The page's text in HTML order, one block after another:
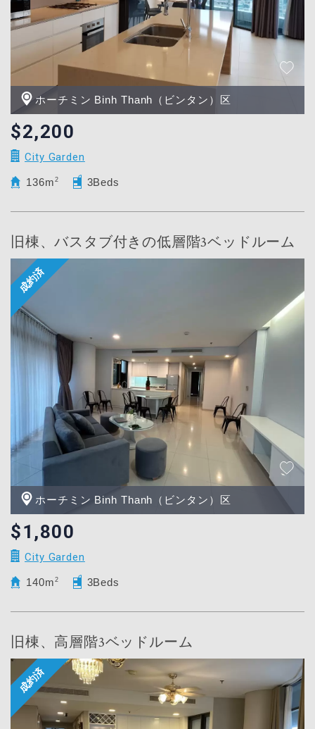
ホーチミン Binh Thanh（ビンタン）区
$2,200
City Garden
136m 2 3Beds
旧棟、バスタブ付きの低層階3ベッドルーム
ホーチミン Binh Thanh（ビンタン）区
$1,800
City Garden
140m 2 3Beds
旧棟、高層階3ベッドルーム